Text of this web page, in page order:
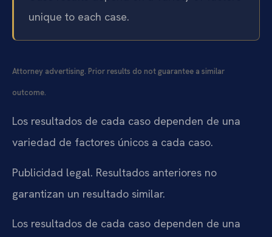
unique to each case.
Attorney advertising. Prior results do not guarantee a similar
outcome.
Los resultados de cada caso dependen de una
variedad de factores únicos a cada caso.
Publicidad legal. Resultados anteriores no
garantizan un resultado similar.
Los resultados de cada caso dependen de una